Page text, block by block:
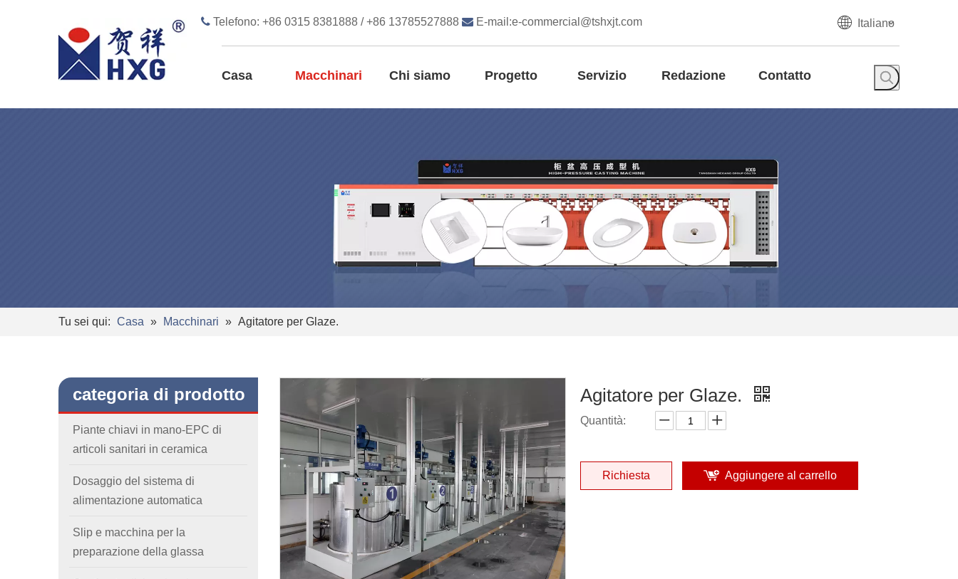
 Telefono: +86 0315 8381888 / +86 13785527888  E-mail:e-commercial@tshxjt.com Italiano
Casa Macchinari Chi siamo Progetto Servizio Redazione Contatto
Tu sei qui: Casa » Macchinari » Agitatore per Glaze.
categoria di prodotto
Piante chiavi in ​​mano-EPC di
articoli sanitari in ceramica
Dosaggio del sistema di
alimentazione automatica
Slip e macchina per la
preparazione della glassa
Agitatore per Glaze.
Quantità:
Richiesta Aggiungere al carrello